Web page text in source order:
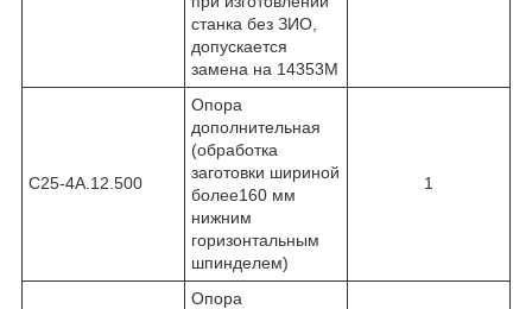
станка без ЗИО,
допускается
замена на 14353М
С25-4А.12.500
Опора
дополнительная
(обработка
заготовки шириной
более160 мм
нижним
горизонтальным
шпинделем)
1
Опора